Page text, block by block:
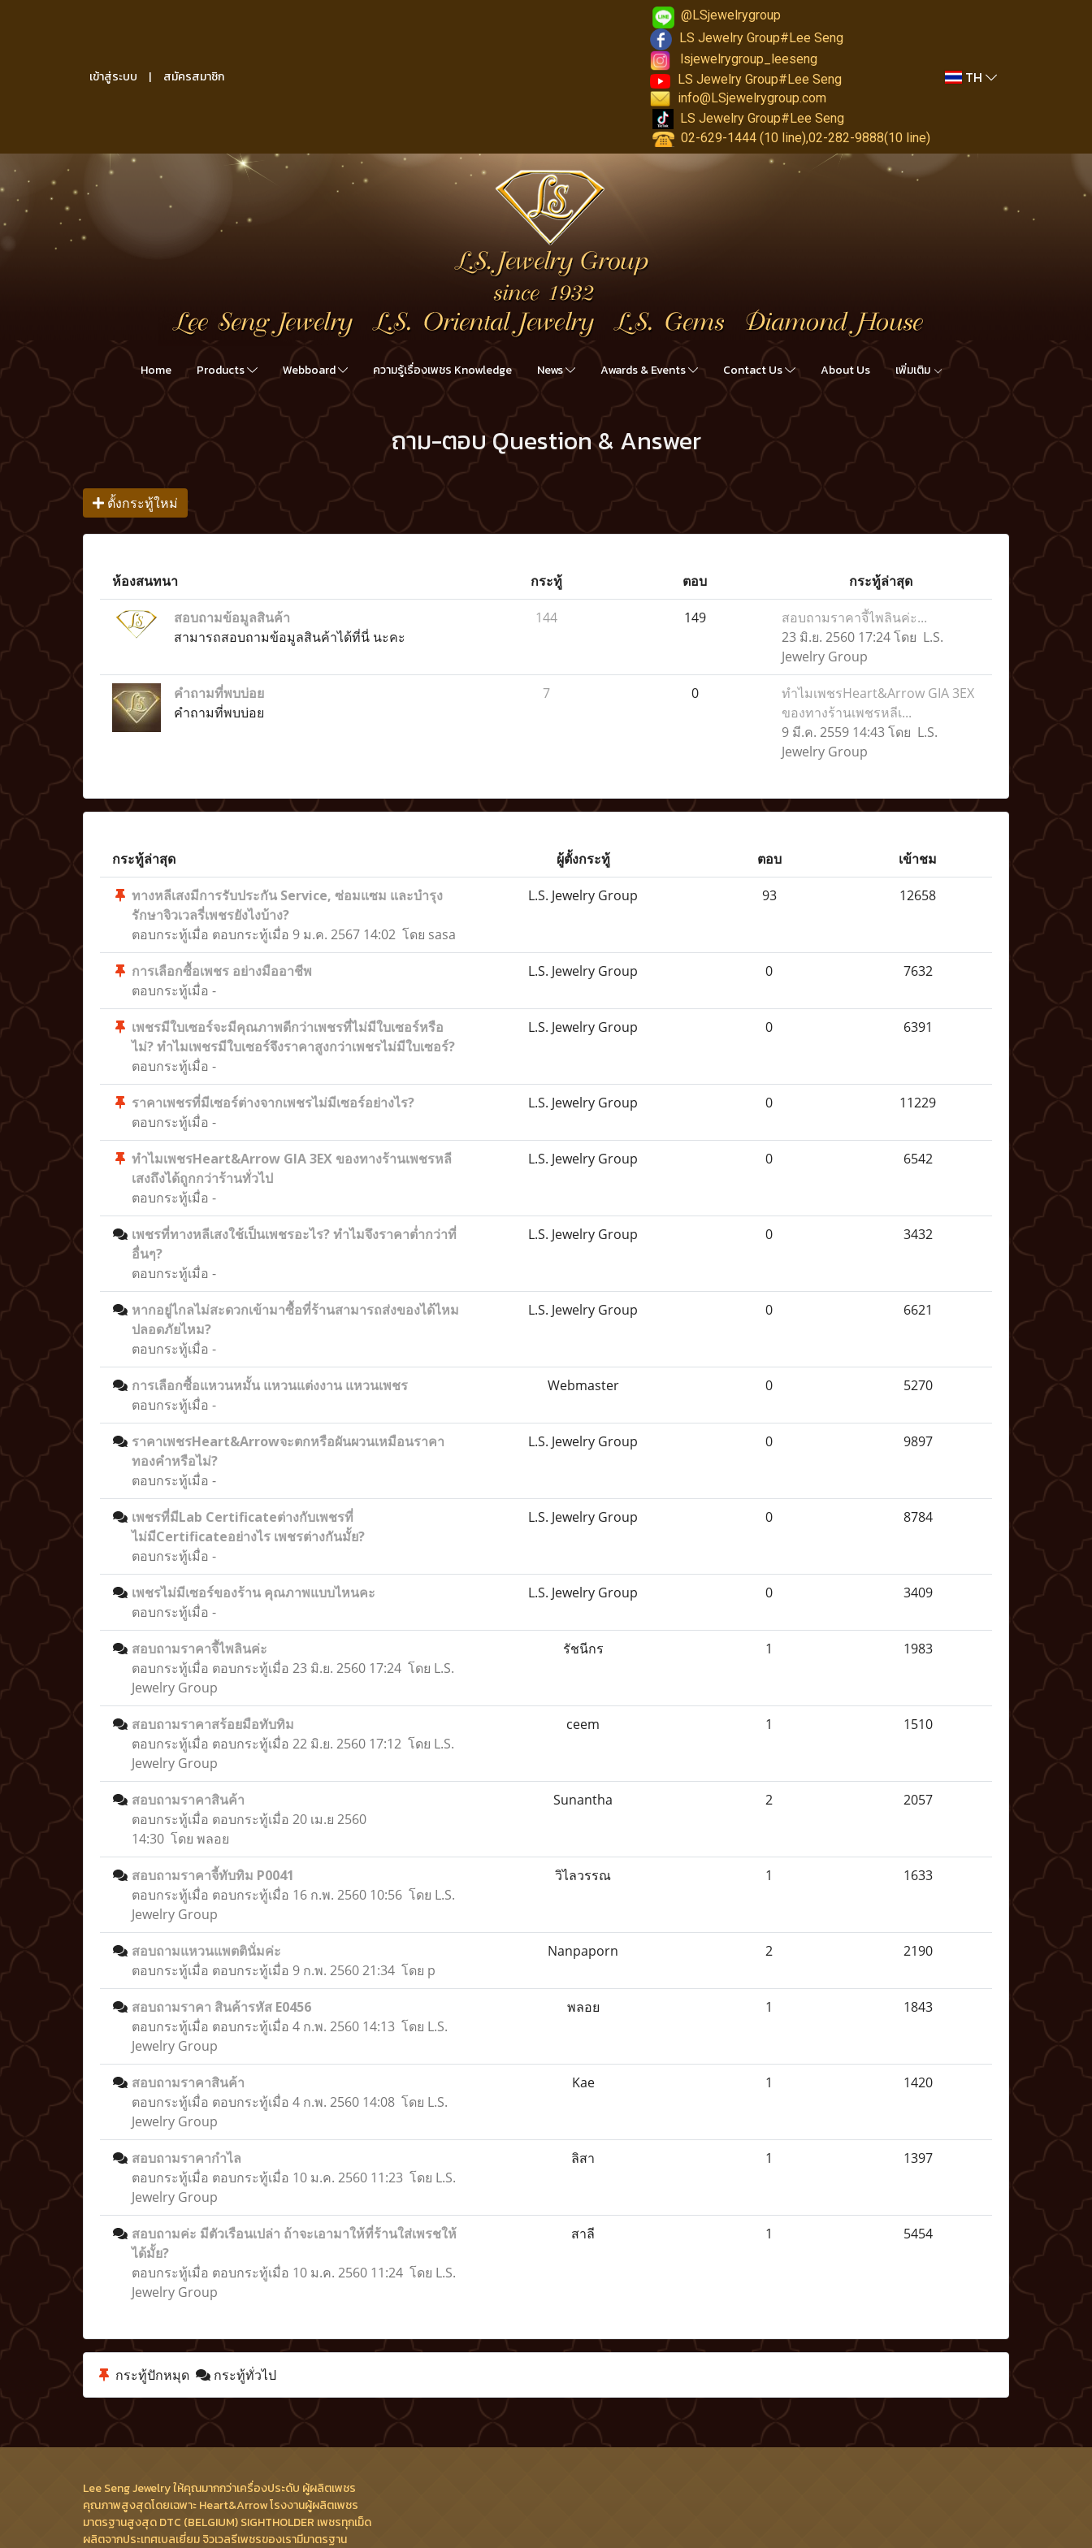
เข้าสู่ระบบ สมัครสมาชิก
@LSjewelrygroup
LS Jewelry Group#Lee Seng
lsjewelrygroup_leeseng
LS Jewelry Group#Lee Seng
info@LSjewelrygroup.com
LS Jewelry Group#Lee Seng
02-629-1444 (10 line),02-282-9888(10 line)
TH
Home Products Webboard ความรู้เรื่องเพชร Knowledge News Awards & Events Contact Us About Us เพิ่มเติม
ถาม-ตอบ Question & Answer
ตั้งกระทู้ใหม่
ห้องสนทนา กระทู้ ตอบ กระทู้ล่าสุด
สอบถามข้อมูลสินค้า
สามารถสอบถามข้อมูลสินค้าได้ที่นี่ นะคะ
144 149
สอบถามราคาจี้ไพลินค่ะ...
23 มิ.ย. 2560 17:24 โดย L.S.
Jewelry Group
คำถามที่พบบ่อย
คำถามที่พบบ่อย
7 0
ทำไมเพชรHeart&Arrow GIA 3EX
ของทางร้านเพชรหลีเ...
9 มี.ค. 2559 14:43 โดย L.S.
Jewelry Group
กระทู้ล่าสุด ผู้ตั้งกระทู้ ตอบ เข้าชม
ทางหลีเสงมีการรับประกัน Service, ซ่อมแซม และบำรุง
รักษาจิวเวลรี่เพชรยังไงบ้าง?
ตอบกระทู้เมื่อ ตอบกระทู้เมื่อ 9 ม.ค. 2567 14:02 โดย sasa
L.S. Jewelry Group 93 12658
การเลือกซื้อเพชร อย่างมืออาชีพ
ตอบกระทู้เมื่อ -
L.S. Jewelry Group 0 7632
เพชรมีใบเซอร์จะมีคุณภาพดีกว่าเพชรที่ไม่มีใบเซอร์หรือ
ไม่? ทำไมเพชรมีใบเซอร์จึงราคาสูงกว่าเพชรไม่มีใบเซอร์?
ตอบกระทู้เมื่อ -
L.S. Jewelry Group 0 6391
ราคาเพชรที่มีเซอร์ต่างจากเพชรไม่มีเซอร์อย่างไร?
ตอบกระทู้เมื่อ -
L.S. Jewelry Group 0 11229
ทำไมเพชรHeart&Arrow GIA 3EX ของทางร้านเพชรหลี
เสงถึงได้ถูกกว่าร้านทั่วไป
ตอบกระทู้เมื่อ -
L.S. Jewelry Group 0 6542
เพชรที่ทางหลีเสงใช้เป็นเพชรอะไร? ทำไมจึงราคาต่ำกว่าที่
อื่นๆ?
ตอบกระทู้เมื่อ -
L.S. Jewelry Group 0 3432
หากอยู่ไกลไม่สะดวกเข้ามาซื้อที่ร้านสามารถส่งของได้ไหม
ปลอดภัยไหม?
ตอบกระทู้เมื่อ -
L.S. Jewelry Group 0 6621
การเลือกซื้อแหวนหมั้น แหวนแต่งงาน แหวนเพชร
ตอบกระทู้เมื่อ -
Webmaster 0 5270
ราคาเพชรHeart&Arrowจะตกหรือผันผวนเหมือนราคา
ทองคำหรือไม่?
ตอบกระทู้เมื่อ -
L.S. Jewelry Group 0 9897
เพชรที่มีLab Certificateต่างกับเพชรที่
ไม่มีCertificateอย่างไร เพชรต่างกันมั้ย?
ตอบกระทู้เมื่อ -
L.S. Jewelry Group 0 8784
เพชรไม่มีเซอร์ของร้าน คุณภาพแบบไหนคะ
ตอบกระทู้เมื่อ -
L.S. Jewelry Group 0 3409
สอบถามราคาจี้ไพลินค่ะ
ตอบกระทู้เมื่อ ตอบกระทู้เมื่อ 23 มิ.ย. 2560 17:24 โดย L.S.
Jewelry Group
รัชนีกร 1 1983
สอบถามราคาสร้อยมือทับทิม
ตอบกระทู้เมื่อ ตอบกระทู้เมื่อ 22 มิ.ย. 2560 17:12 โดย L.S.
Jewelry Group
ceem 1 1510
สอบถามราคาสินค้า
ตอบกระทู้เมื่อ ตอบกระทู้เมื่อ 20 เม.ย 2560
14:30 โดย พลอย
Sunantha 2 2057
สอบถามราคาจี้ทับทิม P0041
ตอบกระทู้เมื่อ ตอบกระทู้เมื่อ 16 ก.พ. 2560 10:56 โดย L.S.
Jewelry Group
วิไลวรรณ 1 1633
สอบถามแหวนแพตตินั่มค่ะ
ตอบกระทู้เมื่อ ตอบกระทู้เมื่อ 9 ก.พ. 2560 21:34 โดย p
Nanpaporn 2 2190
สอบถามราคา สินค้ารหัส E0456
ตอบกระทู้เมื่อ ตอบกระทู้เมื่อ 4 ก.พ. 2560 14:13 โดย L.S.
Jewelry Group
พลอย 1 1843
สอบถามราคาสินค้า
ตอบกระทู้เมื่อ ตอบกระทู้เมื่อ 4 ก.พ. 2560 14:08 โดย L.S.
Jewelry Group
Kae 1 1420
สอบถามราคากำไล
ตอบกระทู้เมื่อ ตอบกระทู้เมื่อ 10 ม.ค. 2560 11:23 โดย L.S.
Jewelry Group
ลิสา 1 1397
สอบถามค่ะ มีตัวเรือนเปล่า ถ้าจะเอามาให้ที่ร้านใส่เพรชให้
ได้มั้ย?
ตอบกระทู้เมื่อ ตอบกระทู้เมื่อ 10 ม.ค. 2560 11:24 โดย L.S.
Jewelry Group
สาลี 1 5454
กระทู้ปักหมุด กระทู้ทั่วไป
Lee Seng Jewelry ให้คุณมากกว่าเครื่องประดับ ผู้ผลิตเพชร
คุณภาพสูงสุดโดยเฉพาะ Heart&Arrow โรงงานผู้ผลิตเพชร
มาตรฐานสูงสุด DTC (BELGIUM) SIGHTHOLDER เพชรทุกเม็ด
ผลิตจากประเทศเบลเยี่ยม จิวเวลรีเพชรของเรามีมาตรฐาน